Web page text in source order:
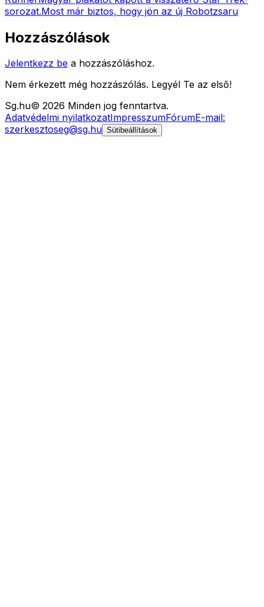
sorozat.Most már biztos, hogy jön az új Robotzsaru
Hozzászólások
Jelentkezz be a hozzászóláshoz.
Nem érkezett még hozzászólás. Legyél Te az első!
Sg.hu© 2026 Minden jog fenntartva.
Adatvédelmi nyilatkozatImpresszumFórumE-mail:
szerkesztoseg@sg.hu Sütibeállítások